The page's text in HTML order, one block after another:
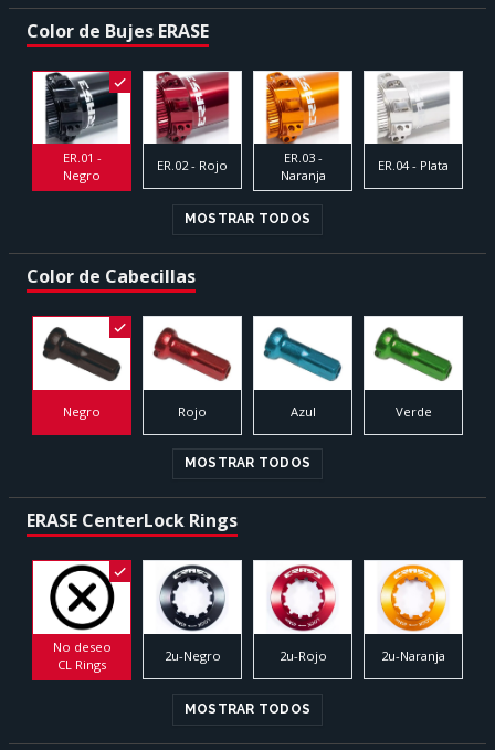
Color de Bujes ERASE
ER.01 -
Negro
ER.02 - Rojo
ER.03 -
Naranja
ER.04 - Plata
MOSTRAR TODOS
Color de Cabecillas
Negro Rojo Azul Verde
MOSTRAR TODOS
ERASE CenterLock Rings
No deseo
CL Rings
2u-Negro 2u-Rojo 2u-Naranja
MOSTRAR TODOS